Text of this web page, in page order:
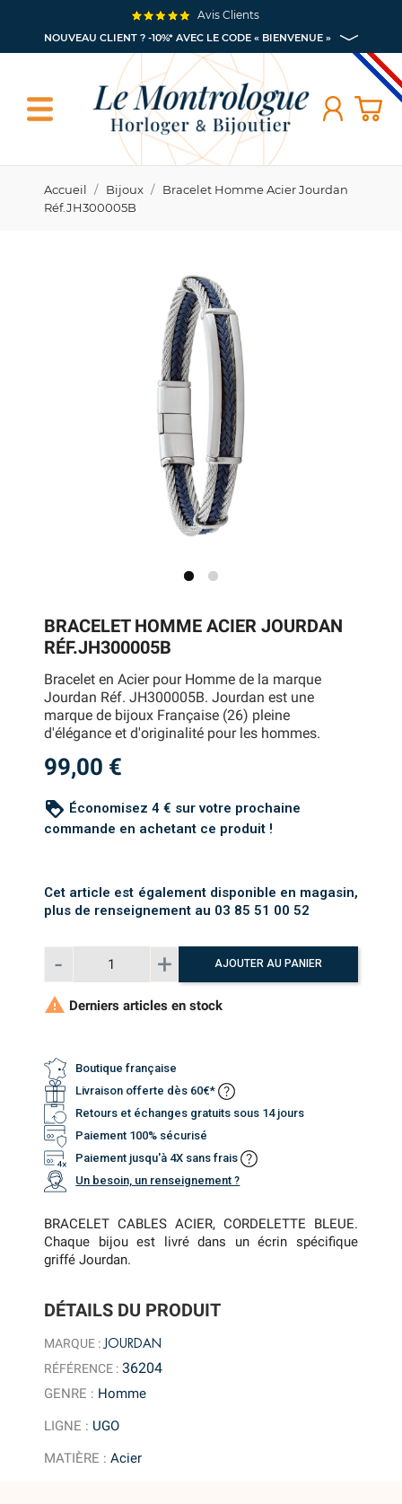
NOUVEAU CLIENT ? -10%* AVEC LE CODE « BIENVENUE »
Avis Clients
Accueil Bijoux
Bracelet Homme Acier Jourdan
Réf.JH300005B
DÉTAILS DU PRODUIT
MARQUE : JOURDAN
RÉFÉRENCE : 36204
GENRE : Homme
LIGNE : UGO
MATIÈRE :Acier
BRACELET HOMME ACIER JOURDAN
RÉF.JH300005B
Bracelet en Acier pour Homme de la marque
Jourdan Réf. JH300005B. Jourdan est une
marque de bijoux Française (26) pleine
d'élégance et d'originalité pour les hommes.
99,00 €
loyalty Économisez 4 € sur votre prochaine
commande en achetant ce produit !
Cet article est également disponible en magasin,
plus de renseignement au 03 85 51 00 52
AJOUTER AU PANIER
 Derniers articles en stock
Boutique française
Livraison offerte dès 60€*
Retours et échanges gratuits sous 14 jours
Paiement 100% sécurisé
Paiement jusqu'à 4X sans frais
Un besoin, un renseignement ?
BRACELET CABLES ACIER, CORDELETTE BLEUE.
Chaque bijou est livré dans un écrin spécifique
griffé Jourdan.